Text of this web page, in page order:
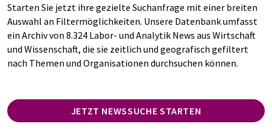
Starten Sie jetzt ihre gezielte Suchanfrage mit einer breiten
Auswahl an Filtermöglichkeiten. Unsere Datenbank umfasst
ein Archiv von 8.324 Labor- und Analytik News aus Wirtschaft
und Wissenschaft, die sie zeitlich und geografisch gefiltert
nach Themen und Organisationen durchsuchen können.
JETZT NEWSSUCHE STARTEN